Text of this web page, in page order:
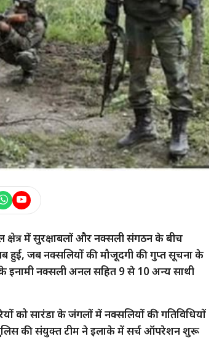
क्षेत्र में सुरक्षाबलों और नक्सली संगठन के बीच
हुई, जब नक्सलियों की मौजूदगी की गुप्त सूचना के
इनामी नक्सली अनल सहित 9 से 10 अन्य साथी
को सारंडा के जंगलों में नक्सलियों की गतिविधियों
की संयुक्त टीम ने इलाके में सर्च ऑपरेशन शुरू